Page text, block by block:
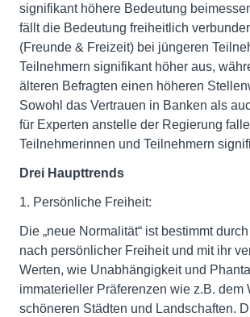
signifikant höhere Bedeutung
fällt die Bedeutung freiheitlich
(Freunde & Freizeit) bei jüngeren
Teilnehmern signifikant höher aus,
älteren Befragten einen höheren
Sowohl das Vertrauen in Banken als
für Experten anstelle der Regierung
Teilnehmerinnen und Teilnehmern
Drei Haupttrends
1. Persönliche Freiheit:
Die „neue Normalität“ ist bestimmt
nach persönlicher Freiheit und mit ihr
Werten, wie Unabhängigkeit und
immaterieller Präferenzen wie z.B. dem
schöneren Städten und Landschaften.